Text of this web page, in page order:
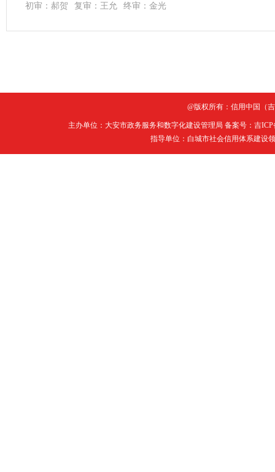
初审：郝贺 复审：王允 终审：金光
@版权所有：信用中国（
主办单位：大安市政务服务和数字化建设管理局 备案号： 吉ICP
指导单位：白城市社会信用体系建设